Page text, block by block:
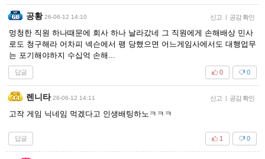
공황 26-06-12 14:10 신고 | 공감 확인
멍청한 직원 하나때문에 회사 하나 날라갔네 그 직원에게 손해배상 민사
로도 청구해라 어차피 넥슨에서 팽 당했으면 어느게임사에서도 대행업무
는 포기해야하지 수십억 손해...
답글 0
0
렌니타 26-06-12 14:11 신고 | 공감 확인
고작 게임 닉네임 먹겠다고 인생배팅하노ㅋㅋㅋ
답글 0
1